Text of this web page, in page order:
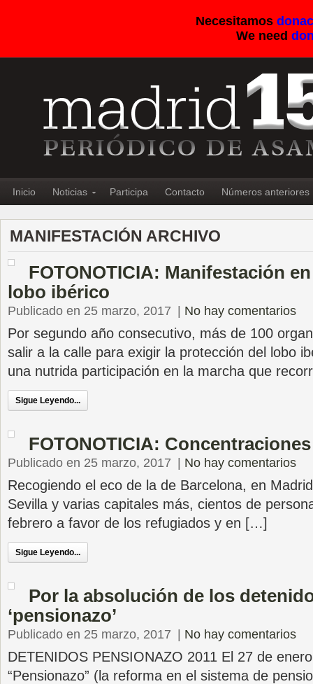
Necesitamos
We need
Inicio Noticias Participa Contacto Números anteriores
MANIFESTACIÓN ARCHIVO
FOTONOTICIA: Manifestación
lobo ibérico
Publicado en 25 marzo, 2017 No hay comentarios
Por segundo año consecutivo, más de 100
salir a la calle para exigir la protección del lobo
una nutrida participación en la marcha que
Sigue Leyendo...
FOTONOTICIA:
Publicado en 25 marzo, 2017 No hay comentarios
Recogiendo el eco de la de Barcelona, en
Sevilla y varias capitales más, cientos de
febrero a favor de los refugiados y en […]
Sigue Leyendo...
Por la absolución de los
‘pensionazo’
Publicado en 25 marzo, 2017 No hay comentarios
DETENIDOS PENSIONAZO 2011 El 27 de
“Pensionazo” (la reforma en el sistema de